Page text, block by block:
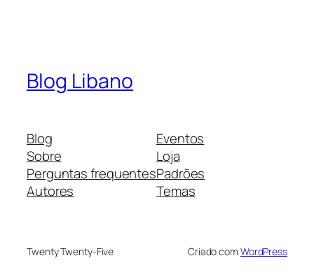
Blog Libano
Blog
Sobre
Perguntas frequentes
Autores
Eventos
Loja
Padrões
Temas
Twenty Twenty-Five Criado com WordPress